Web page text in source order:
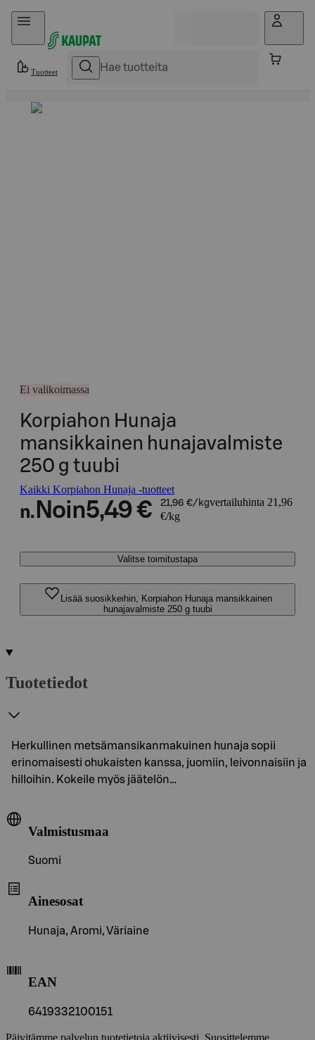
Hyppää sisältöön
Tuotteet
Ei valikoimassa
Korpiahon Hunaja
mansikkainen hunajavalmiste
250 g tuubi
Kaikki Korpiahon Hunaja -tuotteet
n. Noin5,49 € 21,96 €/kgvertailuhinta 21,96
€/kg
Valitse toimitustapa
Lisää suosikkeihin, Korpiahon Hunaja mansikkainen
hunajavalmiste 250 g tuubi
Tuotetiedot
Herkullinen metsämansikanmakuinen hunaja sopii
erinomaisesti ohukaisten kanssa, juomiin, leivonnaisiin ja
hilloihin. Kokeile myös jäätelön…
Valmistusmaa
Suomi
Ainesosat
Hunaja, Aromi, Väriaine
EAN
6419332100151